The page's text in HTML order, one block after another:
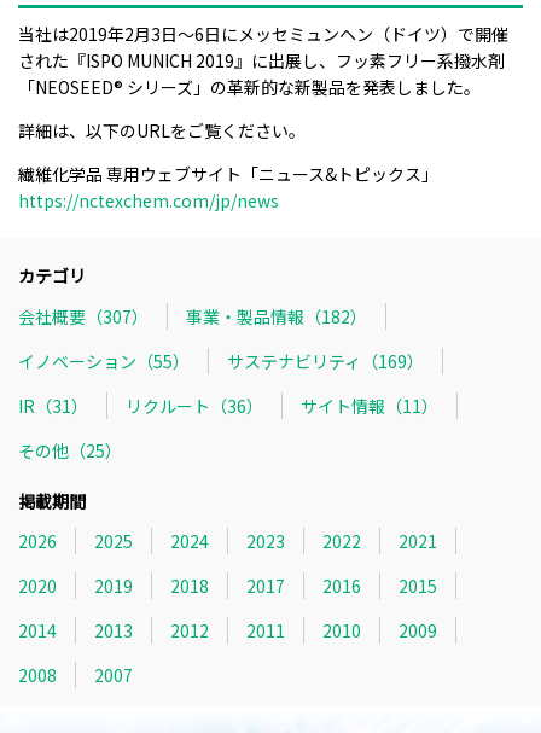
当社は2019年2月3日～6日にメッセミュンヘン（ドイツ）で開催
された『ISPO MUNICH 2019』に出展し、フッ素フリー系撥水剤
「NEOSEED® シリーズ」の革新的な新製品を発表しました。
詳細は、以下のURLをご覧ください。
繊維化学品 専用ウェブサイト「ニュース&トピックス」
https://nctexchem.com/jp/news
カテゴリ
会社概要（307）
事業・製品情報（182）
イノベーション（55）
サステナビリティ（169）
IR（31）
リクルート（36）
サイト情報（11）
その他（25）
掲載期間
2026
2025 2024 2023 2022
2021
2020
2019 2018 2017 2016
2015
2014
2013 2012 2011 2010
2009
2008
2007